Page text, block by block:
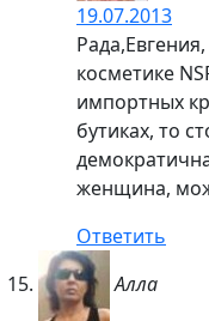
19.07.2013
косметике
импортных
бутиках, то
женщина,
Ответить
Алла